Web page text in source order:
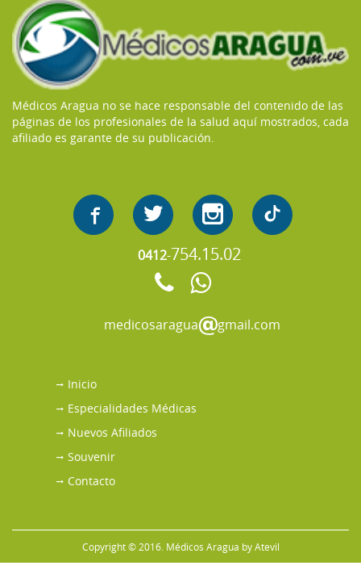
Médicos Aragua no se hace responsable del contenido de las
páginas de los profesionales de la salud aquí mostrados, cada
afiliado es garante de su publicación.
0412-754.15.02
medicosaraguagmail.com
Inicio
Especialidades Médicas
Nuevos Afiliados
Souvenir
Contacto
Copyright © 2016. Médicos Aragua byAtevil